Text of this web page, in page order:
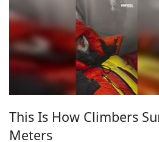
This Is How Climbers
Meters